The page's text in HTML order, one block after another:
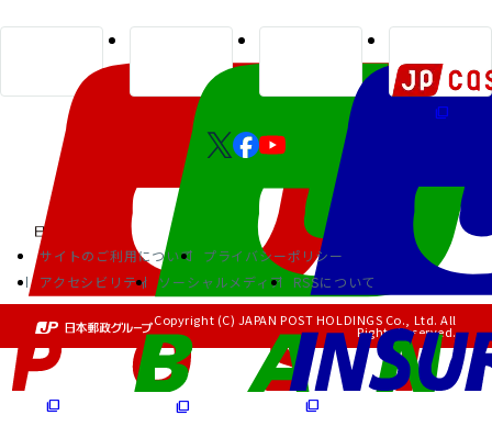
サイトのご利用について
プライバシーポリシー
アクセシビリティ
ソーシャルメディア RSSについて
Copyright (C) JAPAN POST HOLDINGS Co., Ltd. All
Rights Reserved.